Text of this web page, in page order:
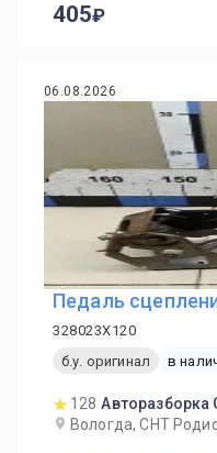
405
06.08.2026
Педаль
328023X120
б.у. оригинал
в
128 Авторазборка
Вологда, СНТ